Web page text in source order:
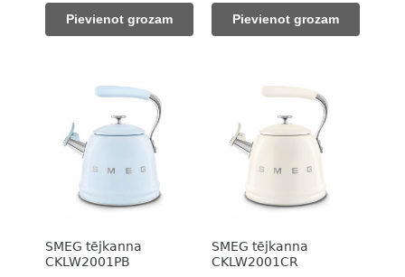
was:
133,00 €.
Pievienot grozam
was:
133,00 €.
Pievienot grozam
SMEG tējkanna
CKLW2001PB
SMEG tējkanna
CKLW2001CR